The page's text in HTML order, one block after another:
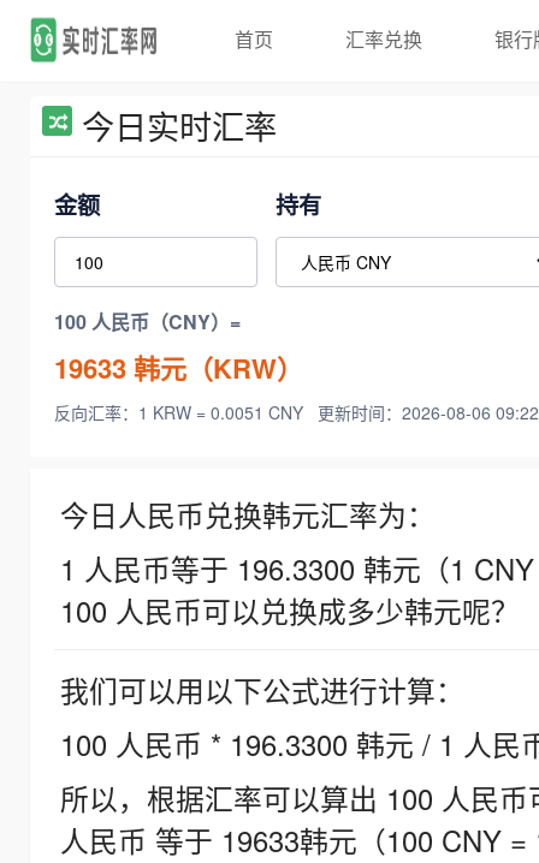
首页 汇率兑换 银行
今日实时汇率
金额 持有
100 人民币（CNY）=
19633韩元（KRW）
反向汇率：1 KRW = 0.0051 CNY 更新时间：2026-08-06
今日人民币兑换韩元汇率为：
1 人民币等于 196.3300 韩元（1
100 人民币可以兑换成多少韩元呢？
我们可以用以下公式进行计算：
100 人民币 * 196.3300 韩元 / 1 人民
所以，根据汇率可以算出 100 人民
人民币 等于 19633韩元（100 CNY =